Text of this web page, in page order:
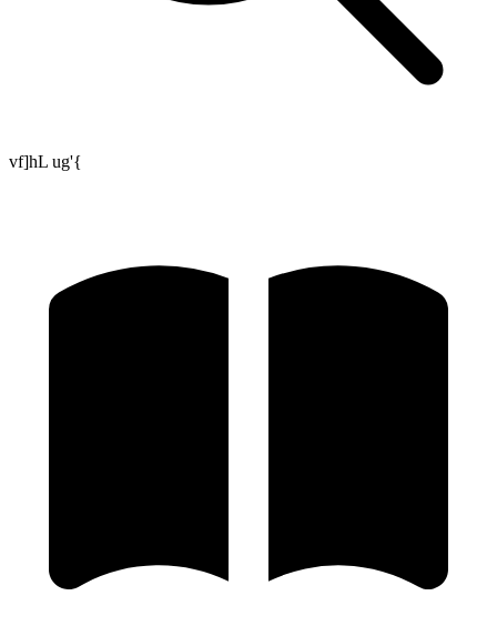
vf]hL ug'{